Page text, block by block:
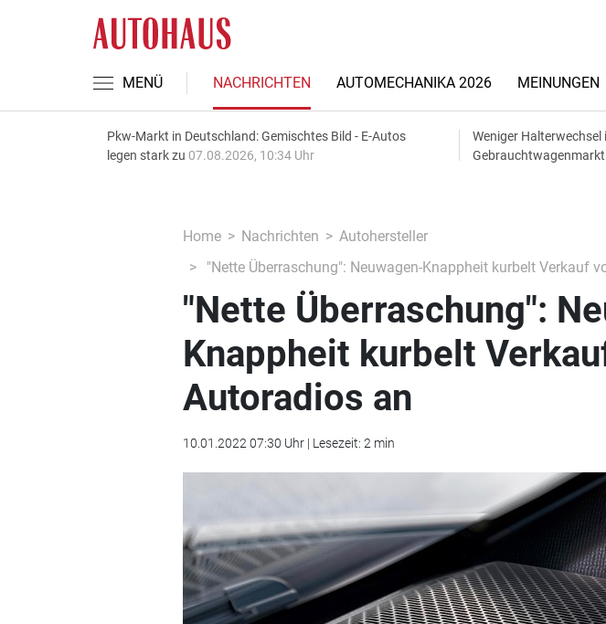
MENÜ NACHRICHTEN AUTOMECHANIKA 2026 MEINUNGEN
Pkw-Markt in Deutschland: Gemischtes Bild - E-Autos
legen stark zu 07.08.2026, 10:34 Uhr
Weniger
Gebrauchtwagenmarkt
Home Nachrichten
Autohersteller
"Nette Überraschung": Neuwagen-Knappheit kurbelt Verkauf
"Nette Überraschung":
Knappheit kurbelt
Autoradios an
10.01.2022 07:30 Uhr | Lesezeit: 2 min